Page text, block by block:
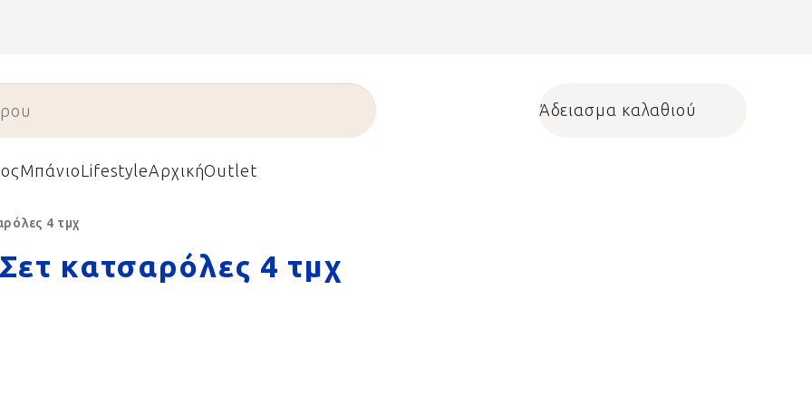
Shopping cart
Άδειασμα καλαθιού
ΜπάνιοLifestyleΑρχικήOutlet
4 τμχ
Σετ κατσαρόλες 4 τμχ